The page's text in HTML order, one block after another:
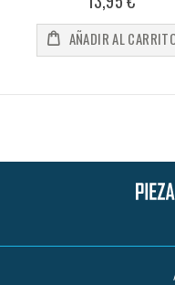
AÑADIR AL